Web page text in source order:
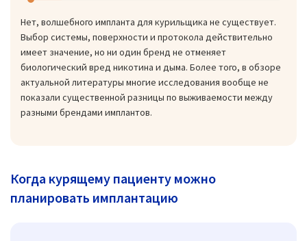
Нет, волшебного импланта для курильщика не существует.
Выбор системы, поверхности и протокола действительно
имеет значение, но ни один бренд не отменяет
биологический вред никотина и дыма. Более того, в обзоре
актуальной литературы многие исследования вообще не
показали существенной разницы по выживаемости между
разными брендами имплантов.
Когда курящему пациенту можно
планировать имплантацию